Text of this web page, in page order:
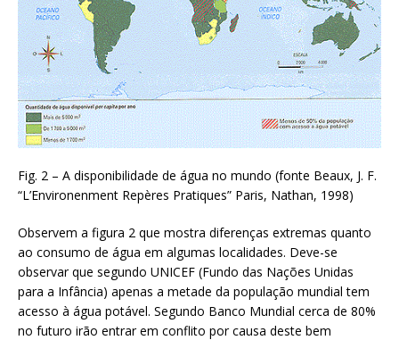
Fig. 2 – A disponibilidade de água no mundo (fonte Beaux, J. F.
“L’Environenment Repères Pratiques” Paris, Nathan, 1998)
Observem a figura 2 que mostra diferenças extremas quanto
ao consumo de água em algumas localidades. Deve-se
observar que segundo UNICEF (Fundo das Nações Unidas
para a Infância) apenas a metade da população mundial tem
acesso à água potável. Segundo Banco Mundial cerca de 80%
no futuro irão entrar em conflito por causa deste bem